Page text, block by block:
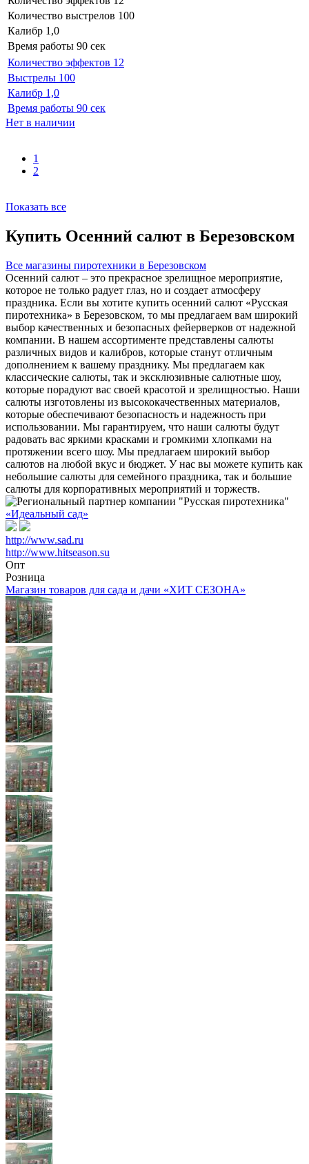
Количество выстрелов 100
Калибр 1,0
Время работы 90 сек
Количество эффектов 12
Выстрелы 100
Калибр 1,0
Время работы 90 сек
Нет в наличии
1
2
Показать все
Купить Осенний салют в Березовском
Все магазины пиротехники в Березовском
Осенний салют – это прекрасное зрелищное мероприятие,
которое не только радует глаз, но и создает атмосферу
праздника. Если вы хотите купить осенний салют «Русская
пиротехника» в Березовском, то мы предлагаем вам широкий
выбор качественных и безопасных фейерверков от надежной
компании. В нашем ассортименте представлены салюты
различных видов и калибров, которые станут отличным
дополнением к вашему празднику. Мы предлагаем как
классические салюты, так и эксклюзивные салютные шоу,
которые порадуют вас своей красотой и зрелищностью. Наши
салюты изготовлены из высококачественных материалов,
которые обеспечивают безопасность и надежность при
использовании. Мы гарантируем, что наши салюты будут
радовать вас яркими красками и громкими хлопками на
протяжении всего шоу. Мы предлагаем широкий выбор
салютов на любой вкус и бюджет. У нас вы можете купить как
небольшие салюты для семейного праздника, так и большие
салюты для корпоративных мероприятий и торжеств.
«Идеальный сад»
http://www.sad.ru
http://www.hitseason.su
Опт
Розница
Магазин товаров для сада и дачи «ХИТ СЕЗОНА»